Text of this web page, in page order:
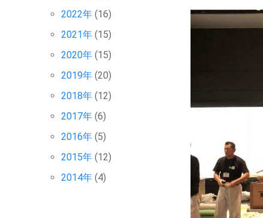
2022年 (16)
2021年 (15)
2020年 (15)
2019年 (20)
2018年 (12)
2017年 (6)
2016年 (5)
2015年 (12)
2014年 (4)